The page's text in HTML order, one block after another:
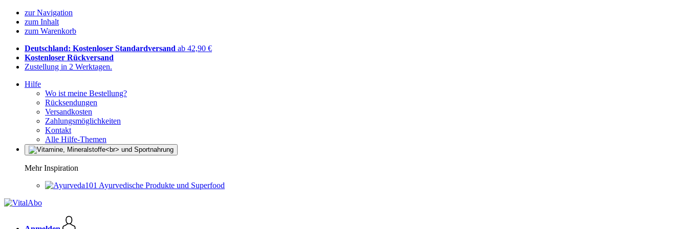
zur Navigation
zum Inhalt
zum Warenkorb
Deutschland: Kostenloser Standardversand ab 42,90 €
Kostenloser Rückversand
Zustellung in 2 Werktagen.
Hilfe
Wo ist meine Bestellung?
Rücksendungen
Versandkosten
Zahlungsmöglichkeiten
Kontakt
Alle Hilfe-Themen
Mehr Inspiration
Ayurvedische Produkte und Superfood